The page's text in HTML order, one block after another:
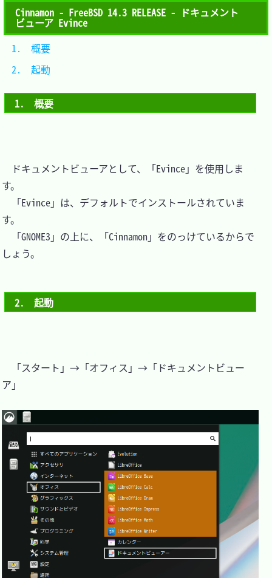
Cinnamon - FreeBSD 14.3 RELEASE - ドキュメント
ビューア Evince
1.　概要
ドキュメントビューアとして、「Evince」を使用しま
す。
「Evince」は、デフォルトでインストールされていま
す。
「GNOME3」の上に、「Cinnamon」をのっけているからで
しょう。
2.　起動
「スタート」→「オフィス」→「ドキュメントビュー
ア」